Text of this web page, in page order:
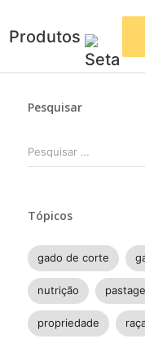
Produtos
Pesquisar
por:
Tópicos
gado de corte
nutrição
propriedade